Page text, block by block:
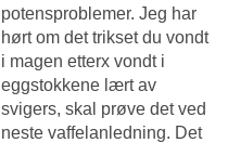
potensproblemer. Jeg har
hørt om det trikset du vondt
i magen etterx vondt i
eggstokkene lært av
svigers, skal prøve det ved
neste vaffelanledning. Det